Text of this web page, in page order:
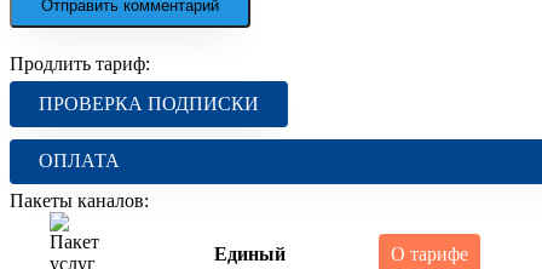
Продлить тариф:
ПРОВЕРКА ПОДПИСКИ
ОПЛАТА
Пакеты каналов:
Единый О тарифе